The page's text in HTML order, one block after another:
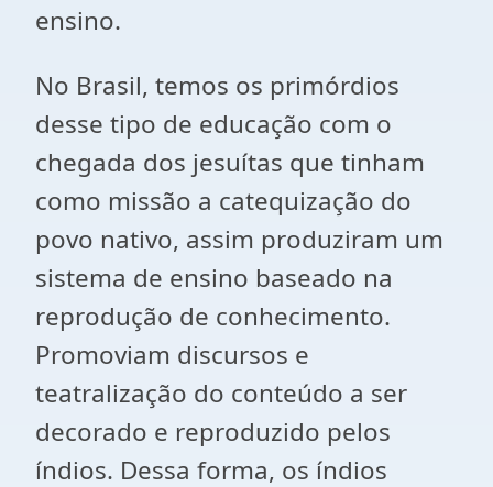
ensino.
No Brasil, temos os primórdios
desse tipo de educação com o
chegada dos jesuítas que tinham
como missão a catequização do
povo nativo, assim produziram um
sistema de ensino baseado na
reprodução de conhecimento.
Promoviam discursos e
teatralização do conteúdo a ser
decorado e reproduzido pelos
índios. Dessa forma, os índios